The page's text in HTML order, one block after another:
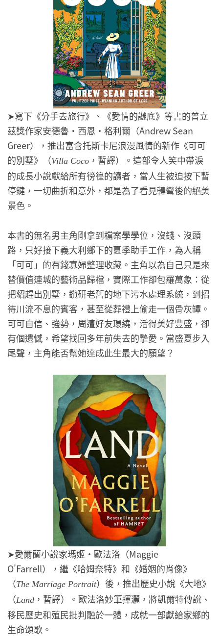
➤寫下《分手去旅行》、《愛情的謎底》等書的普立
茲獎作家安德魯・西恩・格利爾（Andrew Sean
Greer），推出富含托斯卡尼浪漫風情的新作《可可
的別墅》（Villa Coco ，暫譯）。這部令人笑中帶淚
的成長小說獻給所有徬徨的讀者，當人生被迫按下暫
停鍵，一切曲折和意外，都是為了看見轉彎後的絕美
景色。
本書的無名男主角剛拿到檔案學學位，沒錢、沒頭
路，只好接下義大利鄉下的夏季助手工作，為人稱
「可可」的有錢寡婦整理收藏。主角以為自己只是來
替價值連城的藝術品歸檔，實際工作卻包羅萬象：從
把貂趕出別墅，鑽研老舊的地下污水處理系統，到招
待川流不息的賓客，甚至從葬禮上偷走一個骨灰罈。
可可自信、強勢，周遭好友環繞，活得美好豐盛，卻
有個遺憾，希望找回多年前失去的摯愛。當盛夏步入
尾聲，主角能否幫她達成此生最大的願望？
➤愛爾蘭小說家瑪姬・歐法洛（Maggie
O'Farrell），繼《哈姆奈特》和《婚姻的肖像》
（The Marriage Portrait）後，推出歷史小說《大地》
（Land ，暫譯）。歐法洛妙筆揮灑，將凱爾特傳說、
移民歷史和殖民批判融於一體，成就一部獻給家鄉的
生命頌歌。